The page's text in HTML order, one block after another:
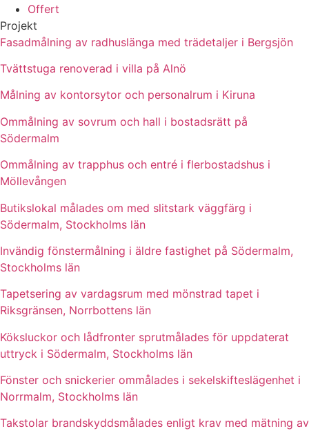
Offert
Projekt
Fasadmålning av radhuslänga med trädetaljer i Bergsjön
Tvättstuga renoverad i villa på Alnö
Målning av kontorsytor och personalrum i Kiruna
Ommålning av sovrum och hall i bostadsrätt på
Södermalm
Ommålning av trapphus och entré i flerbostadshus i
Möllevången
Butikslokal målades om med slitstark väggfärg i
Södermalm, Stockholms län
Invändig fönstermålning i äldre fastighet på Södermalm,
Stockholms län
Tapetsering av vardagsrum med mönstrad tapet i
Riksgränsen, Norrbottens län
Köksluckor och lådfronter sprutmålades för uppdaterat
uttryck i Södermalm, Stockholms län
Fönster och snickerier ommålades i sekelskifteslägenhet i
Norrmalm, Stockholms län
Takstolar brandskyddsmålades enligt krav med mätning av